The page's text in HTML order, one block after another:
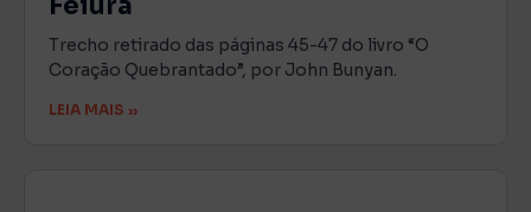
Trecho retirado das páginas 45-47 do livro “O
Coração Quebrantado”, por John Bunyan.
LEIA MAIS »